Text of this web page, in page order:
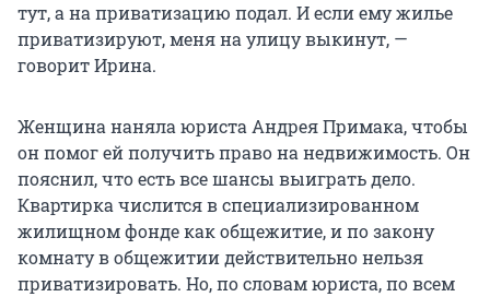
тут, а на приватизацию подал. И если ему жилье
приватизируют, меня на улицу выкинут, —
говорит Ирина.
Женщина наняла юриста Андрея Примака, чтобы
он помог ей получить право на недвижимость. Он
пояснил, что есть все шансы выиграть дело.
Квартирка числится в специализированном
жилищном фонде как общежитие, и по закону
комнату в общежитии действительно нельзя
приватизировать. Но, по словам юриста, по всем